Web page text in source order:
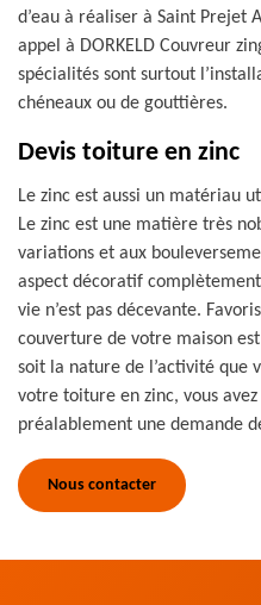
d’eau à réaliser à Saint Prejet
appel à DORKELD Couvreur
spécialités sont surtout
chéneaux ou de gouttières.
Devis toiture en zinc
Le zinc est aussi un matériau
Le zinc est une matière très
variations et aux
aspect décoratif
vie n’est pas décevante.
couverture de votre maison
soit la nature de l’activité que
votre toiture en zinc, vous
préalablement une demande
Nous contacter